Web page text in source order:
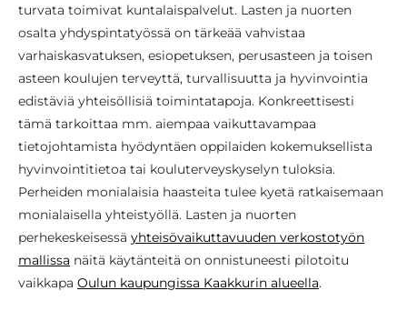
turvata toimivat kuntalaispalvelut. Lasten ja nuorten
osalta yhdyspintatyössä on tärkeää vahvistaa
varhaiskasvatuksen, esiopetuksen, perusasteen ja toisen
asteen koulujen terveyttä, turvallisuutta ja hyvinvointia
edistäviä yhteisöllisiä toimintatapoja. Konkreettisesti
tämä tarkoittaa mm. aiempaa vaikuttavampaa
tietojohtamista hyödyntäen oppilaiden kokemuksellista
hyvinvointitietoa tai kouluterveyskyselyn tuloksia.
Perheiden monialaisia haasteita tulee kyetä ratkaisemaan
monialaisella yhteistyöllä. Lasten ja nuorten
perhekeskeisessä yhteisövaikuttavuuden verkostotyön
mallissa näitä käytänteitä on onnistuneesti pilotoitu
vaikkapa Oulun kaupungissa Kaakkurin alueella.